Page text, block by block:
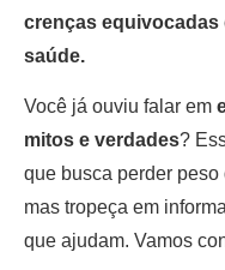
crenças equivocadas
saúde.
Você já ouviu falar em
mitos e verdades?
que busca perder
mas tropeça em
que ajudam. Vamos